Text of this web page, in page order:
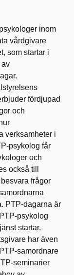
inom
vårdgivare
som startar i
av
fördjupad
och
verksamheter i
psykolog får
och
också till
frågor
PTP-dagarna är
psykolog
startar.
har även
samordnare
seminarier